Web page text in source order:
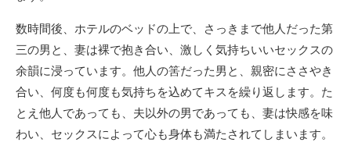
数時間後、ホテルのベッドの上で、さっきまで他人だった第
三の男と、妻は裸で抱き合い、激しく気持ちいいセックスの
余韻に浸っています。他人の筈だった男と、親密にささやき
合い、何度も何度も気持ちを込めてキスを繰り返します。た
とえ他人であっても、夫以外の男であっても、妻は快感を味
わい、セックスによって心も身体も満たされてしまいます。